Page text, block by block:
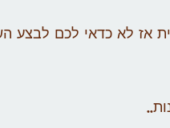
אז לא כדאי לכם לבצע